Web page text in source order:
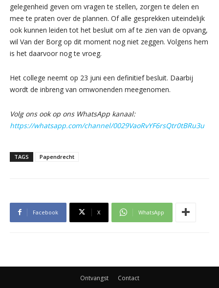
gelegenheid geven om vragen te stellen, zorgen te delen en
mee te praten over de plannen. Of alle gesprekken uiteindelijk
ook kunnen leiden tot het besluit om af te zien van de opvang,
wil Van der Borg op dit moment nog niet zeggen. Volgens hem
is het daarvoor nog te vroeg.
Het college neemt op 23 juni een definitief besluit. Daarbij
wordt de inbreng van omwonenden meegenomen.
Volg ons ook op ons WhatsApp kanaal:
https://whatsapp.com/channel/0029VaoRvYF6rsQtr0tBRu3u
TAGS Papendrecht
Facebook X WhatsApp
Ontvangst Contact